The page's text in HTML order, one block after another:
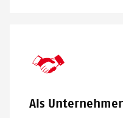
Icon
Als